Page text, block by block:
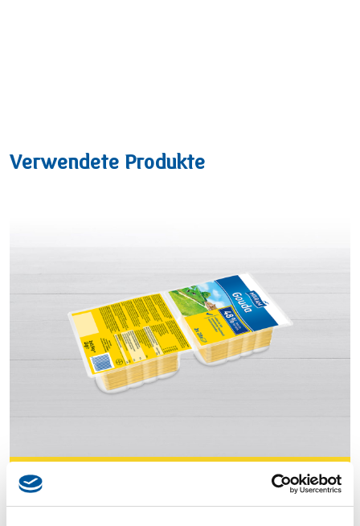
Verwendete Produkte
Gouda 48 % Fett i.Tr. Käsescheiben